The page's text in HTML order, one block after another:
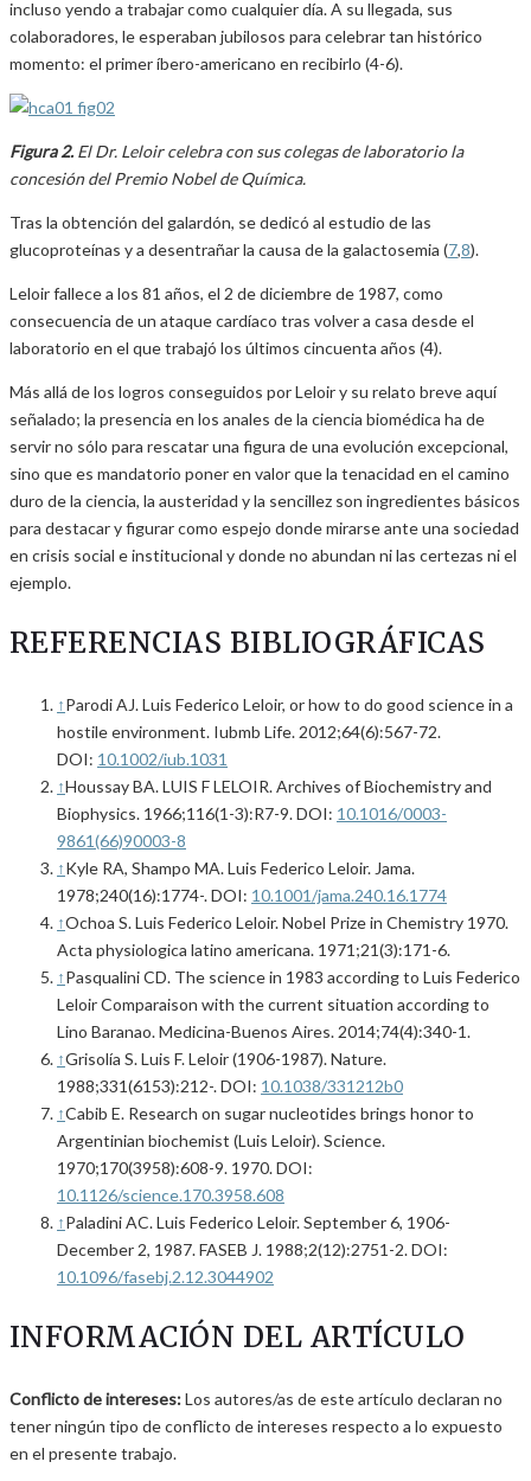
incluso yendo a trabajar como cualquier día. A su llegada, sus
colaboradores, le esperaban jubilosos para celebrar tan histórico
momento: el primer íbero-americano en recibirlo (4-6).
Figura 2. El Dr. Leloir celebra con sus colegas de laboratorio la
concesión del Premio Nobel de Química.
Tras la obtención del galardón, se dedicó al estudio de las
glucoproteínas y a desentrañar la causa de la galactosemia (7,8).
Leloir fallece a los 81 años, el 2 de diciembre de 1987, como
consecuencia de un ataque cardíaco tras volver a casa desde el
laboratorio en el que trabajó los últimos cincuenta años (4).
Más allá de los logros conseguidos por Leloir y su relato breve aquí
señalado; la presencia en los anales de la ciencia biomédica ha de
servir no sólo para rescatar una figura de una evolución excepcional,
sino que es mandatorio poner en valor que la tenacidad en el camino
duro de la ciencia, la austeridad y la sencillez son ingredientes básicos
para destacar y figurar como espejo donde mirarse ante una sociedad
en crisis social e institucional y donde no abundan ni las certezas ni el
ejemplo.
REFERENCIAS BIBLIOGRÁFICAS
↑Parodi AJ. Luis Federico Leloir, or how to do good science in a
hostile environment. Iubmb Life. 2012;64(6):567-72.
DOI: 10.1002/iub.1031
↑Houssay BA. LUIS F LELOIR. Archives of Biochemistry and
Biophysics. 1966;116(1-3):R7-9. DOI: 10.1016/0003-
9861(66)90003-8
↑Kyle RA, Shampo MA. Luis Federico Leloir. Jama.
1978;240(16):1774-. DOI: 10.1001/jama.240.16.1774
↑Ochoa S. Luis Federico Leloir. Nobel Prize in Chemistry 1970.
Acta physiologica latino americana. 1971;21(3):171-6.
↑Pasqualini CD. The science in 1983 according to Luis Federico
Leloir Comparaison with the current situation according to
Lino Baranao. Medicina-Buenos Aires. 2014;74(4):340-1.
↑Grisolía S. Luis F. Leloir (1906-1987). Nature.
1988;331(6153):212-. DOI: 10.1038/331212b0
↑Cabib E. Research on sugar nucleotides brings honor to
Argentinian biochemist (Luis Leloir). Science.
1970;170(3958):608-9. 1970. DOI:
10.1126/science.170.3958.608
↑Paladini AC. Luis Federico Leloir. September 6, 1906-
December 2, 1987. FASEB J. 1988;2(12):2751-2. DOI:
10.1096/fasebj.2.12.3044902
INFORMACIÓN DEL ARTÍCULO
Conflicto de intereses:Los autores/as de este artículo declaran no
tener ningún tipo de conflicto de intereses respecto a lo expuesto
en el presente trabajo.